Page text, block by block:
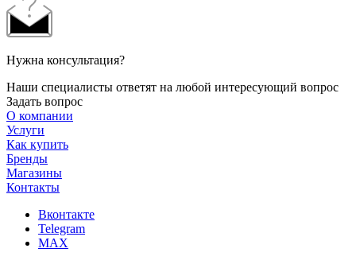
Нужна консультация?
Наши специалисты ответят на любой интересующий вопрос
Задать вопрос
О компании
Услуги
Как купить
Бренды
Магазины
Контакты
Вконтакте
Telegram
MAX